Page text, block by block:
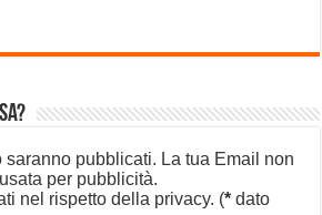
saranno pubblicati. La tua Email non
per pubblicità.
nel rispetto della privacy. (* dato